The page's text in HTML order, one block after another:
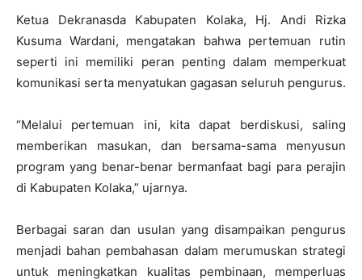
Ketua Dekranasda Kabupaten Kolaka, Hj. Andi Rizka
Kusuma Wardani, mengatakan bahwa pertemuan rutin
seperti ini memiliki peran penting dalam memperkuat
komunikasi serta menyatukan gagasan seluruh pengurus.
“Melalui pertemuan ini, kita dapat berdiskusi, saling
memberikan masukan, dan bersama-sama menyusun
program yang benar-benar bermanfaat bagi para perajin
di Kabupaten Kolaka,” ujarnya.
Berbagai saran dan usulan yang disampaikan pengurus
menjadi bahan pembahasan dalam merumuskan strategi
untuk meningkatkan kualitas pembinaan, memperluas